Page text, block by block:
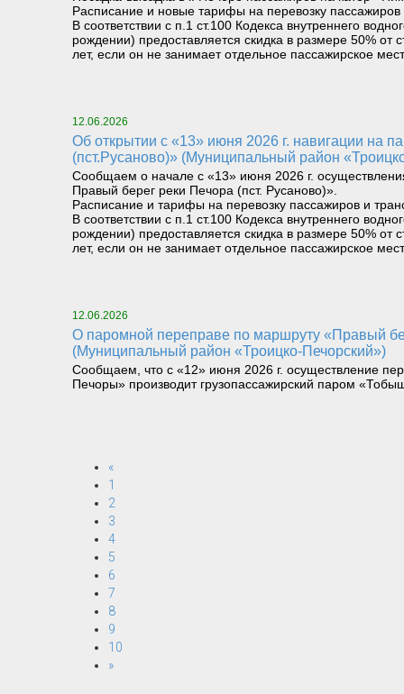
Расписание и новые тарифы на перевозку
В соответствии с п.1 ст.100 Кодекса внутреннего
рождении) предоставляется скидка в размере 50% от
лет, если он не занимает отдельное пассажирское
12.06.2026
Об открытии с «13» июня 2026 г. навигации на паромном маршруте «Левый берег реки Печора (Троицко-Печорск) – Правый берег реки Печора
(пст.Русаново)» (Муниципальный район
Сообщаем о начале с «13» июня 2026 г.
Правый берег реки Печора (пст. Русаново)».
Расписание и тарифы на перевозку пассажиров и
В соответствии с п.1 ст.100 Кодекса внутреннего
рождении) предоставляется скидка в размере 50% от
лет, если он не занимает отдельное пассажирское
12.06.2026
О паромной переправе по маршруту «Правый берег реки Илыч пст. Усть-Илыч – Левый берег реки Илыч пст. Палью – Левый берег Печоры»
(Муниципальный район «Троицко-Печорский»)
Сообщаем, что с «12» июня 2026 г. осуществление
Печоры» производит грузопассажирский паром
«
1
2
3
4
5
6
7
8
9
10
»